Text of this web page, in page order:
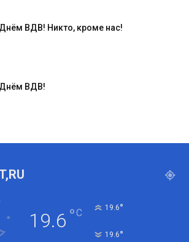
ВДВ! Никто, кроме нас!
ВДВ!
19.6 °C 19.6°
19.6°